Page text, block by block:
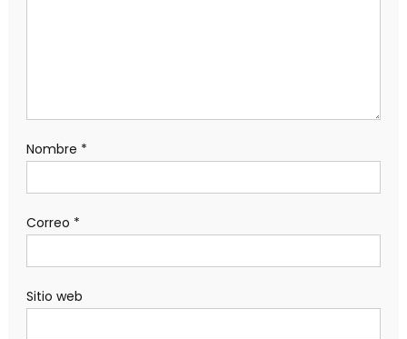
Nombre *
Correo *
Sitio web